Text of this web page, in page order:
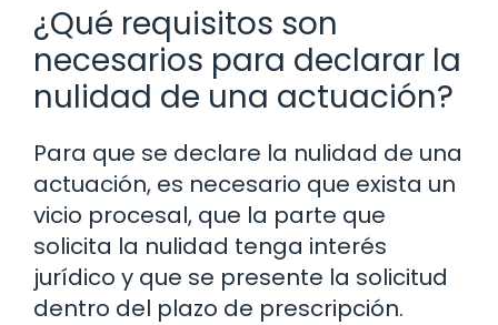
¿Qué requisitos son
necesarios para declarar la
nulidad de una actuación?
Para que se declare la nulidad de una
actuación, es necesario que exista un
vicio procesal, que la parte que
solicita la nulidad tenga interés
jurídico y que se presente la solicitud
dentro del plazo de prescripción.